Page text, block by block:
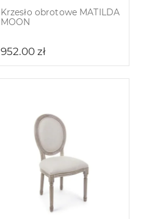
Krzesło obrotowe MATILDA
MOON
952.00 zł